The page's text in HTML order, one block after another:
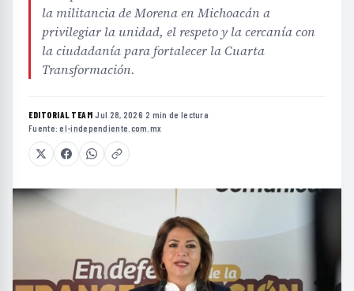
la militancia de Morena en Michoacán a
privilegiar la unidad, el respeto y la cercanía con
la ciudadanía para fortalecer la Cuarta
Transformación.
EDITORIAL TEAM·Jul 28, 2026·2 min de lectura·
Fuente:el-independiente.com.mx